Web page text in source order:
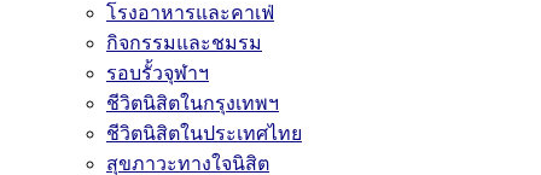
โรงอาหารและคาเฟ่
กิจกรรมและชมรม
รอบรั้วจุฬาฯ
ชีวิตนิสิตในกรุงเทพฯ
ชีวิตนิสิตในประเทศไทย
สุขภาวะทางใจนิสิต